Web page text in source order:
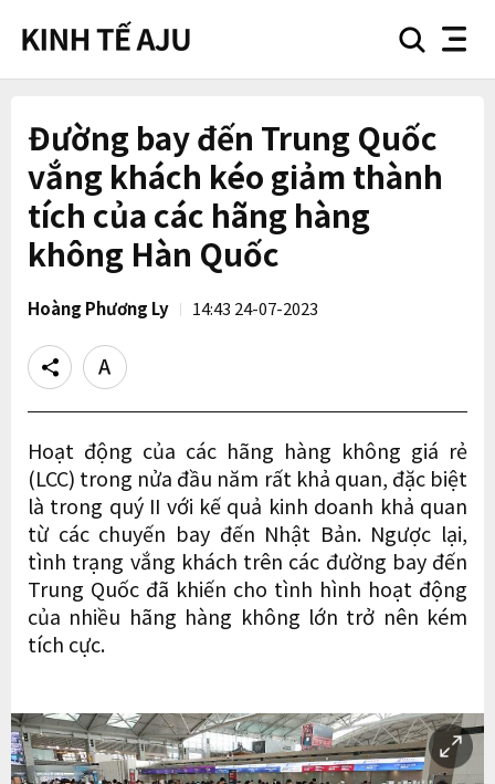
searchnav
Đường bay đến Trung Quốc
vắng khách kéo giảm thành
tích của các hãng hàng
không Hàn Quốc
Hoàng Phương Ly 14:43 24-07-2023
Share
Text
size
Hoạt động của các hãng hàng không giá rẻ
(LCC) trong nửa đầu năm rất khả quan, đặc biệt
là trong quý II với kế quả kinh doanh khả quan
từ các chuyến bay đến Nhật Bản. Ngược lại,
tình trạng vắng khách trên các đường bay đến
Trung Quốc đã khiến cho tình hình hoạt động
của nhiều hãng hàng không lớn trở nên kém
tích cực.